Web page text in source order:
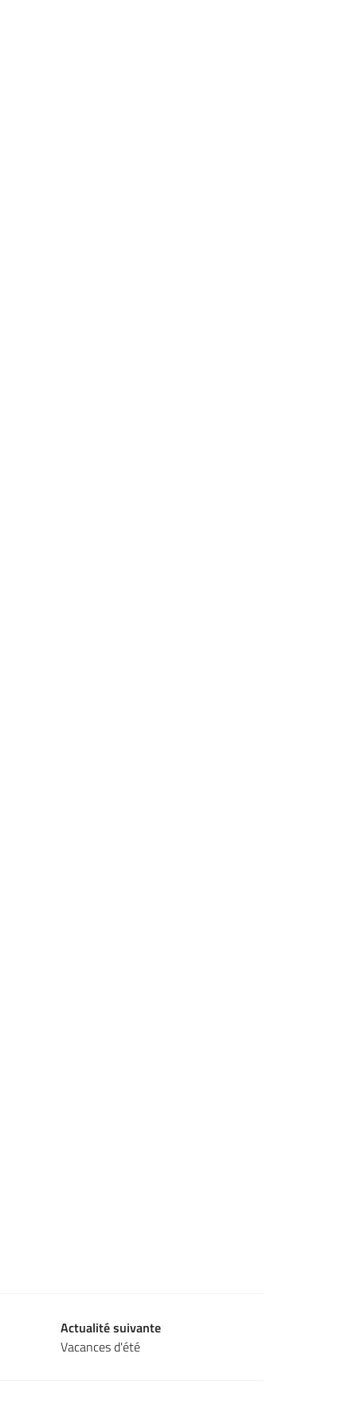
Actualité suivante
Vacances d'été